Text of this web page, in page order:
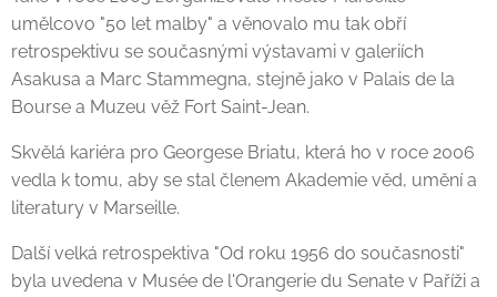
umělcovo "50 let malby" a věnovalo mu tak obří
retrospektivu se současnými výstavami v galeriích
Asakusa a Marc Stammegna, stejně jako v Palais de la
Bourse a Muzeu věž Fort Saint-Jean.
Skvělá kariéra pro Georgese Briatu, která ho v roce 2006
vedla k tomu, aby se stal členem Akademie věd, umění a
literatury v Marseille.
Další velká retrospektiva "Od roku 1956 do současnosti"
byla uvedena v Musée de l'Orangerie du Senate v Paříži a